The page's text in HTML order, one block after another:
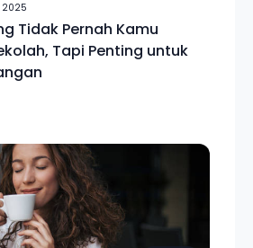
2025
Tidak Pernah Kamu
Tapi Penting untuk